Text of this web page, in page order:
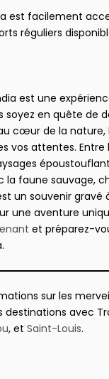
est facilement
réguliers
est une
soyez en quête de
cœur de la nature,
vos attentes. Entre
la faune sauvage,
un souvenir gravé
une aventure
et préparez-
sur les
destinations avec
, et Saint-Louis.